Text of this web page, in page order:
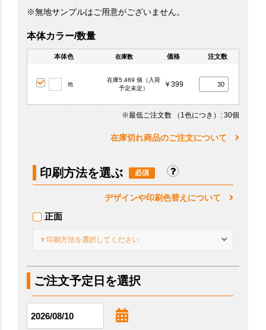
※無地サンプルはご用意がございません。
本体カラー/数量
本体色 在庫数 価格 注文数
他
在庫5,469 個（入荷
予定未定）
￥399
※最低ご注文数 （1色につき） : 30個
在庫切れ商品のご注文について
印刷方法を選ぶ
デザインや印刷色替えについて
正面
▼印刷方法を選択してください
ご注文予定日を選択